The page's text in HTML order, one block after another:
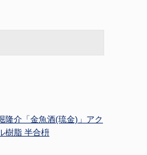
隆介「金魚酒(琉金)」アク
樹脂 半合枡